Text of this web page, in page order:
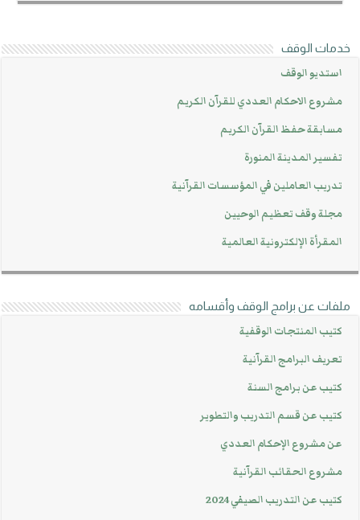
خدمات الوقف
استديو الوقف
مشروع الاحكام العددي للقرآن الكريم
مسابقة حفظ القرآن الكريم
تفسير المدينة المنورة
تدريب العاملين في المؤسسات القرآنية
مجلة وقف تعظيم الوحيين
المقرأة الإلكترونية العالمية
ملفات عن برامج الوقف وأقسامه
كتيب المنتجات الوقفية
تعريف البرامج القرآنية
كتيب عن برامج السنة
كتيب عن قسم التدريب والتطوير
عن مشروع الإحكام العددي
مشروع الحقائب القرآنية
كتيب عن التدريب الصيفي 2024